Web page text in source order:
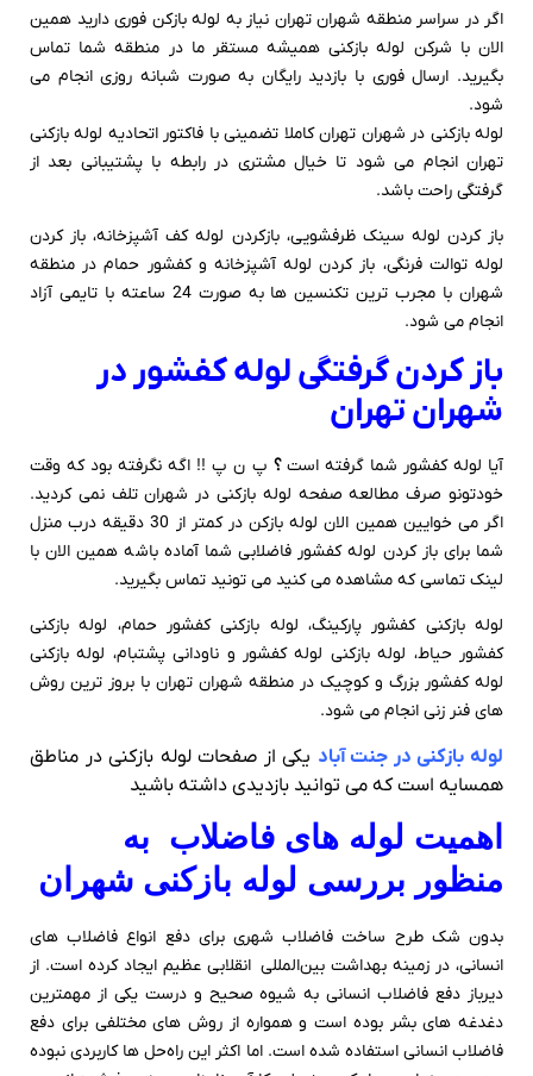
اگر در سراسر منطقه شهران تهران نیاز به لوله بازکن فوری دارید همین
الان با شرکن لوله بازکنی همیشه مستقر ما در منطقه شما تماس
بگیرید. ارسال فوری با بازدید رایگان به صورت شبانه روزی انجام می
شود.
لوله بازکنی در شهران تهران کاملا تضمینی با فاکتور اتحادیه لوله بازکنی
تهران انجام می شود تا خیال مشتری در رابطه با پشتیبانی بعد از
گرفتگی راحت باشد.
باز کردن لوله سینک ظرفشویی، بازکردن لوله کف آشپزخانه، باز کردن
لوله توالت فرنگی، باز کردن لوله آشپزخانه و کفشور حمام در منطقه
شهران با مجرب ترین تکنسین ها به صورت 24 ساعته با تایمی آزاد
انجام می شود.
باز کردن گرفتگی لوله کفشور در
شهران تهران
آیا لوله کفشور شما گرفته است؟پ ن پ !! اگه نگرفته بود که وقت
خودتونو صرف مطالعه صفحه لوله بازکنی در شهران تلف نمی کردید.
اگر می خوایین همین الان لوله بازکن در کمتر از 30 دقیقه درب منزل
شما برای باز کردن لوله کفشور فاضلابی شما آماده باشه همین الان با
لینک تماسی که مشاهده می کنید می تونید تماس بگیرید.
لوله بازکنی کفشور پارکینگ، لوله بازکنی کفشور حمام، لوله بازکنی
کفشور حیاط، لوله بازکنی لوله کفشور و ناودانی پشتبام، لوله بازکنی
لوله کفشور بزرگ و کوچیک در منطقه شهران تهران با بروز ترین روش
های فنر زنی انجام می شود.
لوله بازکنی در جنت آبادیکی از صفحات لوله بازکنی در مناطق
همسایه است که می توانید بازدیدی داشته باشید
اهمیت لوله های فاضلاب به
منظور بررسی لوله بازکنی شهران
بدون شک طرح ساخت فاضلاب شهری برای دفع انواع فاضلاب های
انسانی، در زمینه بهداشت بین‌المللی انقلابی عظیم ایجاد کرده است. از
دیرباز دفع فاضلاب انسانی به شیوه صحیح و درست یکی از مهمترین
دغدغه های بشر بوده است و همواره از روش های مختلفی برای دفع
فاضلاب انسانی استفاده شده است. اما اکثر این راه‌حل ها کاربردی نبوده